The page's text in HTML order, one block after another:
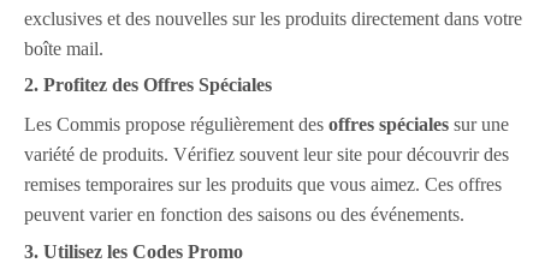
exclusives et des nouvelles sur les produits directement dans votre
boîte mail.
2. Profitez des Offres Spéciales
Les Commis propose régulièrement des offres spéciales sur une
variété de produits. Vérifiez souvent leur site pour découvrir des
remises temporaires sur les produits que vous aimez. Ces offres
peuvent varier en fonction des saisons ou des événements.
3. Utilisez les Codes Promo